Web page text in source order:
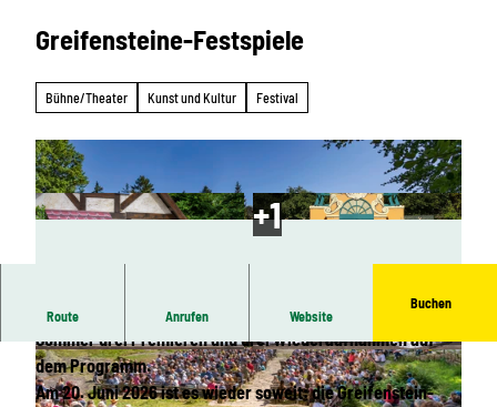
Greifensteine-Festspiele
Bühne/Theater Kunst und Kultur Festival
© Dirk Rückschloss | KI-optimiert © Dirk Rückschloss | KI-optimiert
Route Anrufen Website
Buchen
Auf Europas schönster Felsenbühne stehen in diesem
Sommer drei Premieren und drei Wiederaufnahmen auf
dem Programm.
Am 20. Juni 2026 ist es wieder soweit: die Greifenstein-